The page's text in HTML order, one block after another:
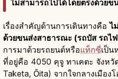
ไม่สามารถไปได้โดยตรงด้วยข
เรื่องสำคัญด้านการเดินทางคือไ
ด้วยขนส่งสาธารณะ (รถบัส รถไ
การมาด้วยรถยนต์หรือแท็กซี่เป็น
ที่อยู่คือ 4050 คุจู ทาเคตะ จังหวั
Taketa, Ōita) จากใจกลางเมือง